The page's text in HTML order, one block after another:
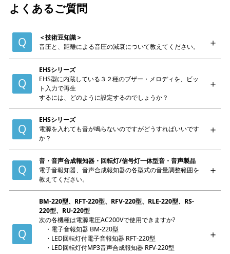
よくあるご質問
＜技術豆知識＞
音圧と、距離による音圧の減衰について教えてください。
EHSシリーズ
EHS型に内蔵している３２種のブザー・メロディを、ビッ
ト入力で再生
するには、どのように設定するのでしょうか？
EHSシリーズ
電源を入れても音が鳴らないのですがどうすればいいです
か？
音・音声合成報知器・回転灯/信号灯一体型音・音声製品
電子音報知器、音声合成報知器の各型式の音量調整範囲を
教えてください。
BM-220型、RFT-220型、RFV-220型、RLE-220型、RS-
220型、RU-220型
次の各機種は電源電圧AC200Vで使用できますか?
・電子音報知器 BM-220型
・LED回転灯付電子音報知器 RFT-220型
・LED回転灯付MP3音声合成報知器 RFV-220型